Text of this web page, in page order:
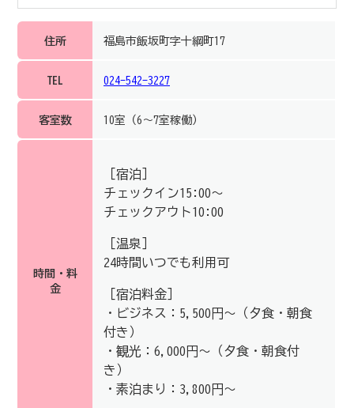
住所 福島市飯坂町字十綱町17
TEL 024-542-3227
客室数 10室（6〜7室稼働）
時間・料
金
［宿泊］
チェックイン15:00～
チェックアウト10:00
［温泉］
24時間いつでも利用可
［宿泊料金］
・ビジネス：5,500円〜（夕食・朝食
付き）
・観光：6,000円〜（夕食・朝食付
き）
・素泊まり：3,800円〜